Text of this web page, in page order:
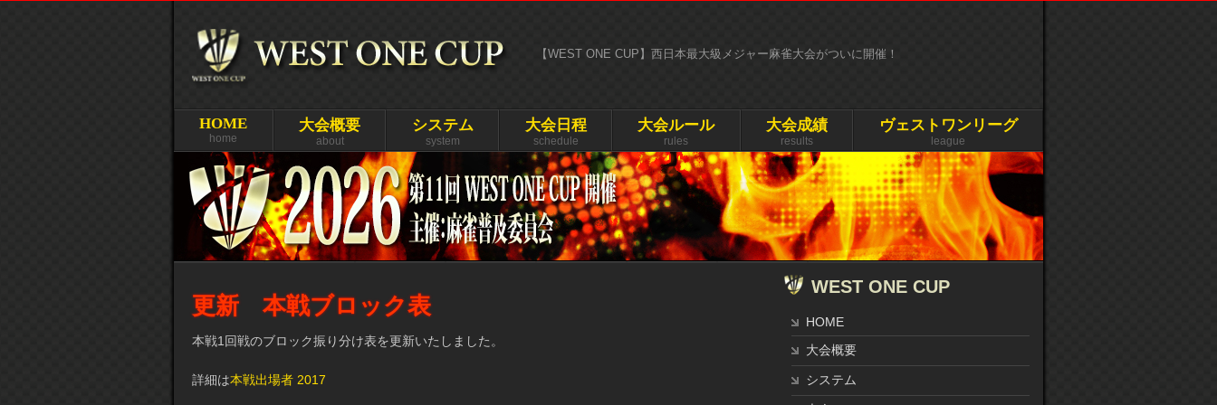
【WEST ONE CUP】西日本最大級メジャー麻雀大会がついに開催！
HOME
home
大会概要
about
システム
system
大会日程
schedule
大会ルール
rules
大会成績
results
ヴェストワンリーグ
league
更新 本戦ブロック表
本戦1回戦のブロック振り分け表を更新いたしました。
詳細は本戦出場者 2017
WEST ONE CUP
HOME
大会概要
システム